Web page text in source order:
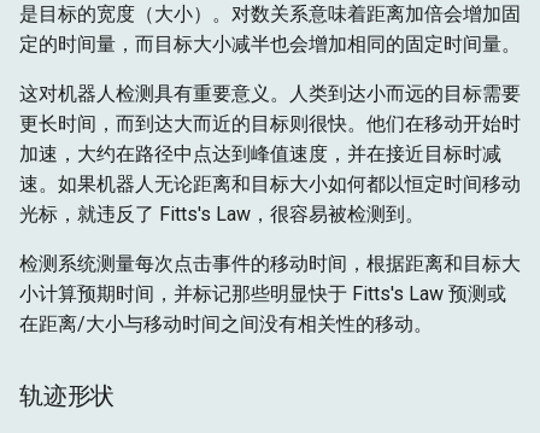
机器学习检测
参考文献
是目标的宽度（大小）。对数关系意味着距离加倍会增加固
定的时间量，而目标大小减半也会增加相同的固定时间量。
这对机器人检测具有重要意义。人类到达小而远的目标需要
更长时间，而到达大而近的目标则很快。他们在移动开始时
加速，大约在路径中点达到峰值速度，并在接近目标时减
速。如果机器人无论距离和目标大小如何都以恒定时间移动
光标，就违反了 Fitts's Law，很容易被检测到。
检测系统测量每次点击事件的移动时间，根据距离和目标大
小计算预期时间，并标记那些明显快于 Fitts's Law 预测或
在距离/大小与移动时间之间没有相关性的移动。
轨迹形状